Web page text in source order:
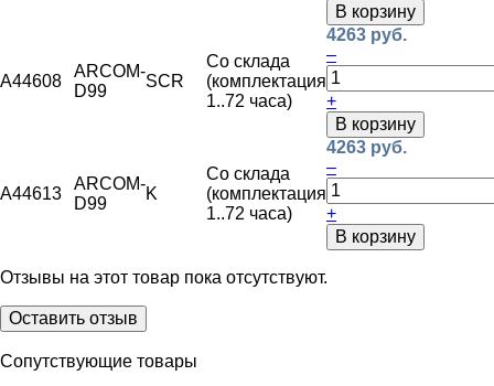
В корзину
A44608
ARCOM-
D99
SCR
Со склада
(комплектация
1..72 часа)
4263 руб.
–
+
В корзину
A44613
ARCOM-
D99
K
Со склада
(комплектация
1..72 часа)
4263 руб.
–
+
В корзину
Отзывы на этот товар пока отсутствуют.
Оставить отзыв
Сопутствующие товары